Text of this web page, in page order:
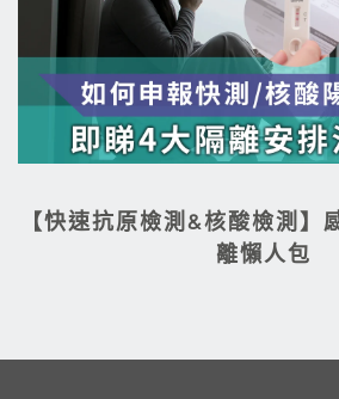
【快速抗原檢測&核酸檢測】
離懶人包